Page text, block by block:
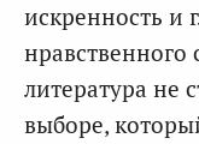
искренность и
нравственного
литература не
выборе,